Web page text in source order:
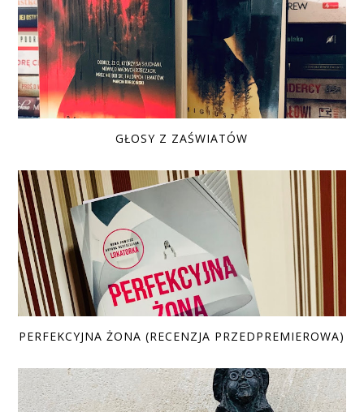
GŁOSY Z ZAŚWIATÓW
PERFEKCYJNA ŻONA (RECENZJA PRZEDPREMIEROWA)